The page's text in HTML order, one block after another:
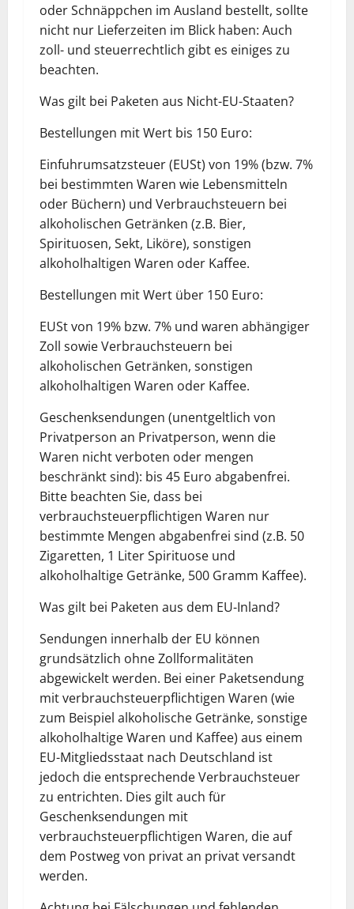
oder Schnäppchen im Ausland bestellt, sollte
nicht nur Lieferzeiten im Blick haben: Auch
zoll- und steuerrechtlich gibt es einiges zu
beachten.
Was gilt bei Paketen aus Nicht-EU-Staaten?
Bestellungen mit Wert bis 150 Euro:
Einfuhrumsatzsteuer (EUSt) von 19% (bzw. 7%
bei bestimmten Waren wie Lebensmitteln
oder Büchern) und Verbrauchsteuern bei
alkoholischen Getränken (z.B. Bier,
Spirituosen, Sekt, Liköre), sonstigen
alkoholhaltigen Waren oder Kaffee.
Bestellungen mit Wert über 150 Euro:
EUSt von 19% bzw. 7% und waren abhängiger
Zoll sowie Verbrauchsteuern bei
alkoholischen Getränken, sonstigen
alkoholhaltigen Waren oder Kaffee.
Geschenksendungen (unentgeltlich von
Privatperson an Privatperson, wenn die
Waren nicht verboten oder mengen
beschränkt sind): bis 45 Euro abgabenfrei.
Bitte beachten Sie, dass bei
verbrauchsteuerpflichtigen Waren nur
bestimmte Mengen abgabenfrei sind (z.B. 50
Zigaretten, 1 Liter Spirituose und
alkoholhaltige Getränke, 500 Gramm Kaffee).
Was gilt bei Paketen aus dem EU-Inland?
Sendungen innerhalb der EU können
grundsätzlich ohne Zollformalitäten
abgewickelt werden. Bei einer Paketsendung
mit verbrauchsteuerpflichtigen Waren (wie
zum Beispiel alkoholische Getränke, sonstige
alkoholhaltige Waren und Kaffee) aus einem
EU-Mitgliedsstaat nach Deutschland ist
jedoch die entsprechende Verbrauchsteuer
zu entrichten. Dies gilt auch für
Geschenksendungen mit
verbrauchsteuerpflichtigen Waren, die auf
dem Postweg von privat an privat versandt
werden.